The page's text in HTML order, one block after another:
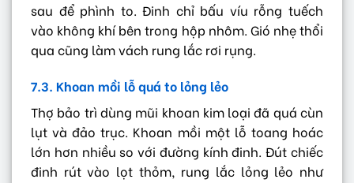
sau để phình to. Đinh chỉ bấu víu rỗng tuếch
vào không khí bên trong hộp nhôm. Gió nhẹ thổi
qua cũng làm vách rung lắc rơi rụng.
7.3. Khoan mồi lỗ quá to lỏng lẻo
Thợ bảo trì dùng mũi khoan kim loại đã quá cùn
lụt và đảo trục. Khoan mồi một lỗ toang hoác
lớn hơn nhiều so với đường kính đinh. Đút chiếc
đinh rút vào lọt thỏm, rung lắc lỏng lẻo như